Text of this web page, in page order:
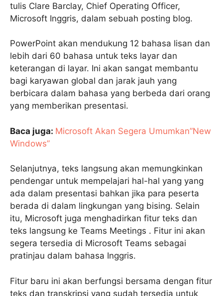
tulis Clare Barclay, Chief Operating Officer,
Microsoft Inggris, dalam sebuah posting blog.
PowerPoint akan mendukung 12 bahasa lisan dan
lebih dari 60 bahasa untuk teks layar dan
keterangan di layar. Ini akan sangat membantu
bagi karyawan global dan jarak jauh yang
berbicara dalam bahasa yang berbeda dari orang
yang memberikan presentasi.
Baca juga: Microsoft Akan Segera Umumkan”New
Windows”
Selanjutnya, teks langsung akan memungkinkan
pendengar untuk mempelajari hal-hal yang yang
ada dalam presentasi bahkan jika para peserta
berada di dalam lingkungan yang bising. Selain
itu, Microsoft juga menghadirkan fitur teks dan
teks langsung ke Teams Meetings . Fitur ini akan
segera tersedia di Microsoft Teams sebagai
pratinjau dalam bahasa Inggris.
Fitur baru ini akan berfungsi bersama dengan fitur
teks dan transkripsi yang sudah tersedia untuk